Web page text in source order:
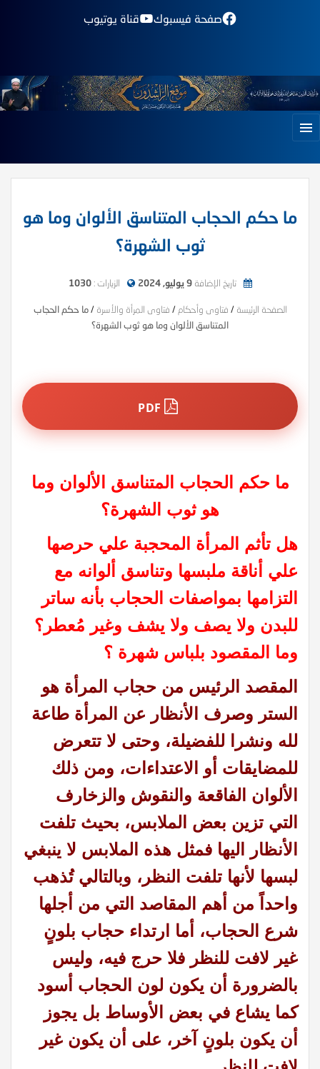
صفحة فيسبوك قناة يوتيوب
ما حكم الحجاب المتناسق الألوان وما هو
ثوب الشهرة؟
تاريخ الإضافة9 يوليو, 2024 الزيارات :1030
الصفحة الرئيسة / فتاوى وأحكام / فتاوى المرأة والأسرة / ما حكم الحجاب
المتناسق الألوان وما هو ثوب الشهرة؟
ما حكم الحجاب المتناسق الألوان وما
هو ثوب الشهرة؟
هل تأثم المرأة المحجبة علي حرصها
علي أناقة ملبسها وتناسق ألوانه مع
التزامها بمواصفات الحجاب بأنه ساتر
للبدن ولا يصف ولا يشف وغير مُعطر؟
وما المقصود بلباس شهرة ؟
المقصد الرئيس من حجاب المرأة هو
الستر وصرف الأنظار عن المرأة طاعة
لله ونشرا للفضيلة، وحتى لا تتعرض
للمضايقات أو الاعتداءات، ومن ذلك
الألوان الفاقعة والنقوش والزخارف
التي تزين بعض الملابس، بحيث تلفت
الأنظار اليها فمثل هذه الملابس لا ينبغي
لبسها لأنها تلفت النظر، وبالتالي تُذهب
واحداً من أهم المقاصد التي من أجلها
شرع الحجاب، أما ارتداء حجاب بلونٍ
غير لافت للنظر فلا حرج فيه، وليس
بالضرورة أن يكون لون الحجاب أسود
كما يشاع في بعض الأوساط بل يجوز
أن يكون بلونٍ آخر، على أن يكون غير